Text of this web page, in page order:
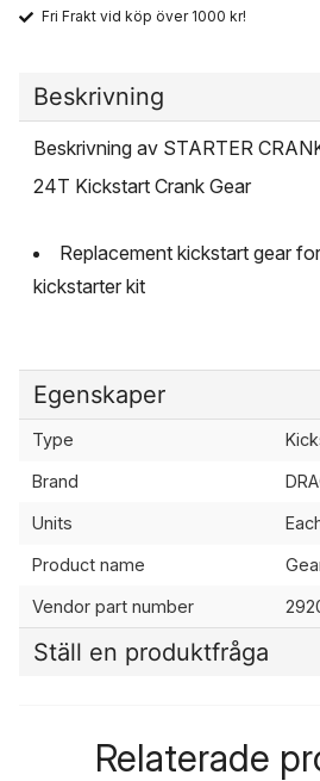
Fri Frakt vid köp över 1000 kr!
Beskrivning
Beskrivning av STARTER
24T Kickstart Crank Gear
Replacement kickstart gear
kickstarter kit
Egenskaper
Type
Brand
Units
Product name
Vendor part number
Ställ en produktfråga
Relaterade